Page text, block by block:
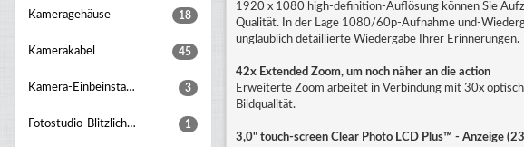
1920 x 1080 high-definition-Auflösung können Sie
Qualität. In der Lage 1080/60p-Aufnahme und-
unglaublich detaillierte Wiedergabe Ihrer Erinnerungen.
42x Extended Zoom, um noch näher an die action
Erweiterte Zoom arbeitet in Verbindung mit 30x
Bildqualität.
3,0" touch-screen Clear Photo LCD Plus™ - Anzeige
Kameragehäuse 18
Kamerakabel 45
Kamera-Einbeinstative 3
Fotostudio-Blitzlichter 1